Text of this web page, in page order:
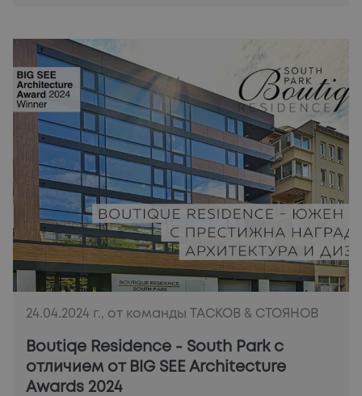
24.04.2024 г., от команды ТАСКОВ & СТОЯНОВ
Boutiqe Residence - South Park с
отличием от BIG SEE Architecture
Аwards 2024